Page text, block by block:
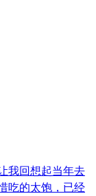
我回想起当年去
吃的太饱，已经